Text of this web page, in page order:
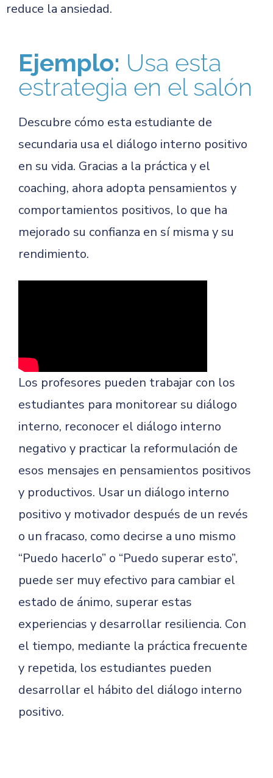
reduce la ansiedad.
Ejemplo: Usa esta
estrategia en el salón
Descubre cómo esta estudiante de
secundaria usa el diálogo interno positivo
en su vida. Gracias a la práctica y el
coaching, ahora adopta pensamientos y
comportamientos positivos, lo que ha
mejorado su confianza en sí misma y su
rendimiento.
Los profesores pueden trabajar con los
estudiantes para monitorear su diálogo
interno, reconocer el diálogo interno
negativo y practicar la reformulación de
esos mensajes en pensamientos positivos
y productivos. Usar un diálogo interno
positivo y motivador después de un revés
o un fracaso, como decirse a uno mismo
“Puedo hacerlo” o “Puedo superar esto”,
puede ser muy efectivo para cambiar el
estado de ánimo, superar estas
experiencias y desarrollar resiliencia. Con
el tiempo, mediante la práctica frecuente
y repetida, los estudiantes pueden
desarrollar el hábito del diálogo interno
positivo.